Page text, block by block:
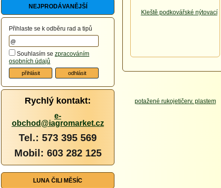
NEJPRODÁVANĚJŠÍ
Přihlaste se k odběru rad a tipů
Souhlasím se zpracováním
osobních údajů
Rychlý kontakt:
e-
obchod@iagromarket.cz
Tel.: 573 395 569
Mobil: 603 282 125
LUNA ČILI MĚSÍC